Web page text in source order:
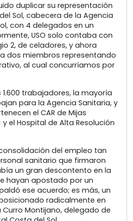
duplicar su representación
Sol, cabecera de la Agencia
con 4 delegados en un
USO solo contaba con
2, de celadores, y ahora
dos miembros representando
al cual concurríamos por
1.600 trabajadores, la mayoría
para la Agencia Sanitaria, y
el CAR de Mijas
el Hospital de Alta Resolución
del empleo tan
sanitario que firmaron
un gran descontento en la
hayan apostado por un
ese acuerdo; es más, un
radicalmente en
Curro Montijano, delegado de